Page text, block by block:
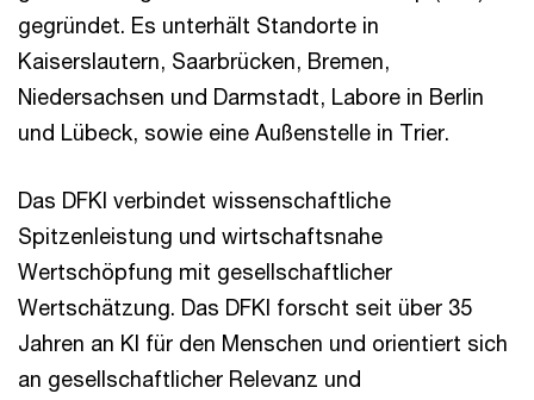
gegründet. Es unterhält Standorte in
Kaiserslautern, Saarbrücken, Bremen,
Niedersachsen und Darmstadt, Labore in Berlin
und Lübeck, sowie eine Außenstelle in Trier.
Das DFKI verbindet wissenschaftliche
Spitzenleistung und wirtschaftsnahe
Wertschöpfung mit gesellschaftlicher
Wertschätzung. Das DFKI forscht seit über 35
Jahren an KI für den Menschen und orientiert sich
an gesellschaftlicher Relevanz und